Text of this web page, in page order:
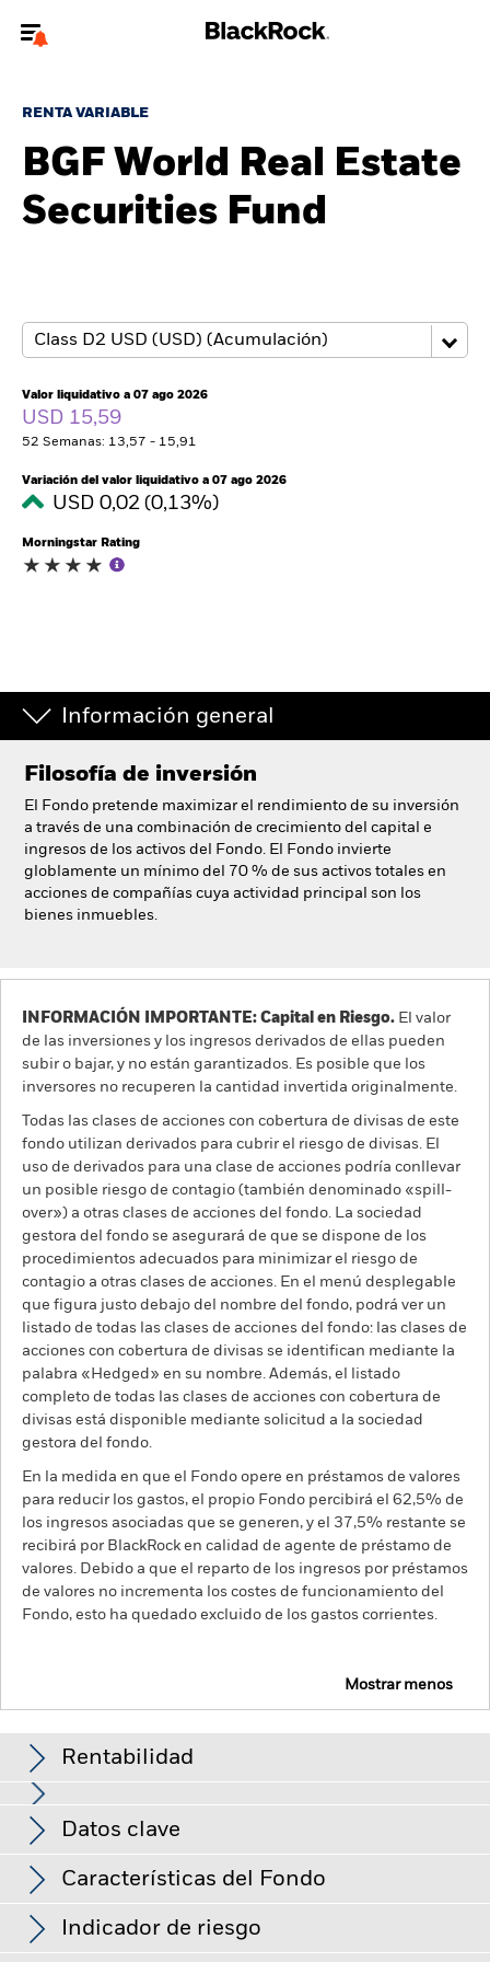
particulares.
relevante, por favor, actualiza
tu tipo de usuario.
Quiénes somos
Perspectivas
España
BlackRock
Nuestra compañía
RENTA VARIABLE
BGF World Real Estate
Securities Fund
Valor liquidativo a 07 ago 2026
USD 15,59
52 Semanas: 13,57 - 15,91
Variación del valor liquidativo a 07 ago 2026
USD 0,02 (0,13%)
Morningstar Rating
Información general
Filosofía de inversión
El Fondo pretende maximizar el rendimiento de su inversión
a través de una combinación de crecimiento del capital e
ingresos de los activos del Fondo. El Fondo invierte
globlamente un mínimo del 70 % de sus activos totales en
acciones de compañías cuya actividad principal son los
bienes inmuebles.
INFORMACIÓN IMPORTANTE: Capital en Riesgo. El valor
de las inversiones y los ingresos derivados de ellas pueden
subir o bajar, y no están garantizados. Es posible que los
inversores no recuperen la cantidad invertida originalmente.
Todas las clases de acciones con cobertura de divisas de este
fondo utilizan derivados para cubrir el riesgo de divisas. El
uso de derivados para una clase de acciones podría conllevar
un posible riesgo de contagio (también denominado «spill-
over») a otras clases de acciones del fondo. La sociedad
gestora del fondo se asegurará de que se dispone de los
procedimientos adecuados para minimizar el riesgo de
contagio a otras clases de acciones. En el menú desplegable
que figura justo debajo del nombre del fondo, podrá ver un
listado de todas las clases de acciones del fondo: las clases de
acciones con cobertura de divisas se identifican mediante la
palabra «Hedged» en su nombre. Además, el listado
completo de todas las clases de acciones con cobertura de
divisas está disponible mediante solicitud a la sociedad
gestora del fondo.
En la medida en que el Fondo opere en préstamos de valores
para reducir los gastos, el propio Fondo percibirá el 62,5% de
los ingresos asociadas que se generen, y el 37,5% restante se
recibirá por BlackRock en calidad de agente de préstamo de
valores. Debido a que el reparto de los ingresos por préstamos
de valores no incrementa los costes de funcionamiento del
Fondo, esto ha quedado excluido de los gastos corrientes.
Mostrar menos
Rentabilidad
Gráfico de rendimiento
Ver gráfico completo
Rentabilidad
El riesgo de inversión se concentra en ciertos sectores, países,
divisas o empresas. Ello significa que el Fondo es más
sensible a cualquier hecho localizado, ya sea económico, de
mercado, político, relacionado con la sostenibilidad o
normativo.El valor de los títulos de renta variable y los títulos
relacionados con la renta variable se puede ver afectado por
los movimientos diarios del mercado bursátil. Entre otros
factores que influyen están los acontecimientos políticos, las
Datos clave
Activos netos del Fondo
Fecha de lanzamiento del
25 feb 2013
Características del Fondo
Número de posiciones
Indicador de riesgo